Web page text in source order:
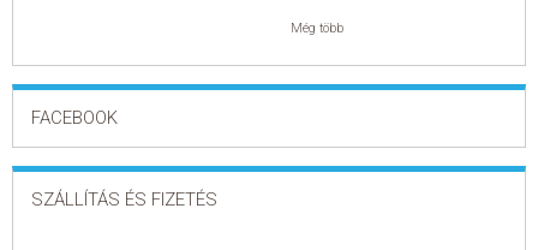
Még több
FACEBOOK
SZÁLLÍTÁS ÉS FIZETÉS